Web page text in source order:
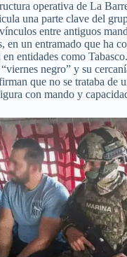
operativa de La
una parte clave del
entre antiguos
en un entramado que ha
entidades como
negro” y su
que no se trataba de
con mando y